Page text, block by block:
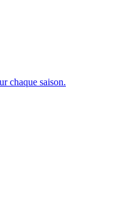
chaque saison.